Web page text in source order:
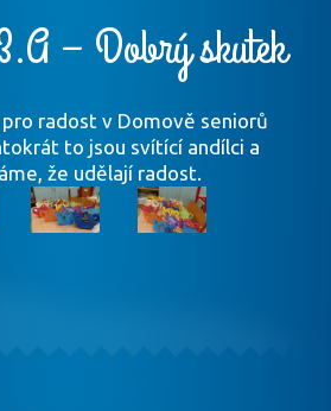
– Dobrý skutek
radost v Domově seniorů
to jsou svítící andílci a
že udělají radost.